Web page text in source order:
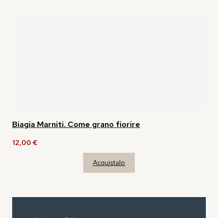
Biagia Marniti. Come grano fiorire
12,00 €
Acquistalo